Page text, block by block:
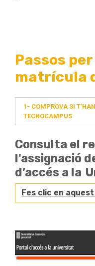
Passos
matrícula
1- COMPROVA SI
TECNOCAMPUS
Consulta el
l'assignació
d’accés a la
Fes clic en